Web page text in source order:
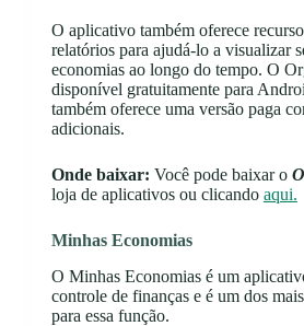
O aplicativo também oferece
relatórios para ajudá-lo a visualizar
economias ao longo do tempo. O
disponível gratuitamente para
também oferece uma versão paga
adicionais.
Onde baixar: Você pode baixar o
loja de aplicativos ou clicando aqui.
Minhas Economias
O Minhas Economias é um
controle de finanças e é um dos
para essa função.